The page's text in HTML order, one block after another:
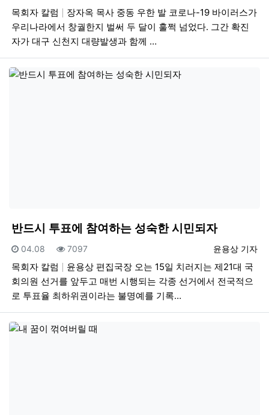
목회자 칼럼
장자옥 목사 중동 우한 발 코로나-19 바이러스가
우리나라에서 창궐한지 벌써 두 달이 훌쩍 넘었다. 그간 확진
자가 대구 신천지 대량발생과 함께 …
반드시 투표에 참여하는 성숙한 시민되자
등록자
윤용상 기자
등록일
04.08 조회
7097
목회자 칼럼
윤용상 편집국장 오는 15일 치러지는 제21대 국
회의원 선거를 앞두고 매번 시행되는 각종 선거에서 전국적으
로 투표율 최하위권이라는 불명예를 기록…